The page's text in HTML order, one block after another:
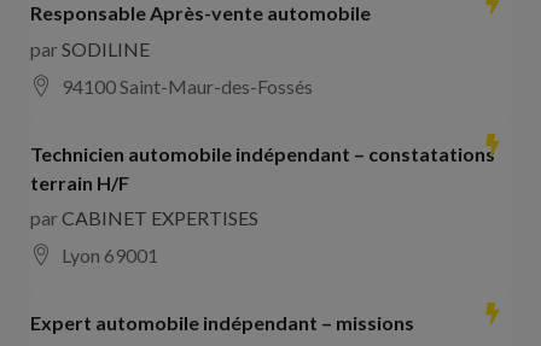
Responsable Après-vente automobile
parSODILINE
94100 Saint-Maur-des-Fossés
Technicien automobile indépendant – constatations
terrain H/F
parCABINET EXPERTISES
Lyon 69001
Expert automobile indépendant – missions